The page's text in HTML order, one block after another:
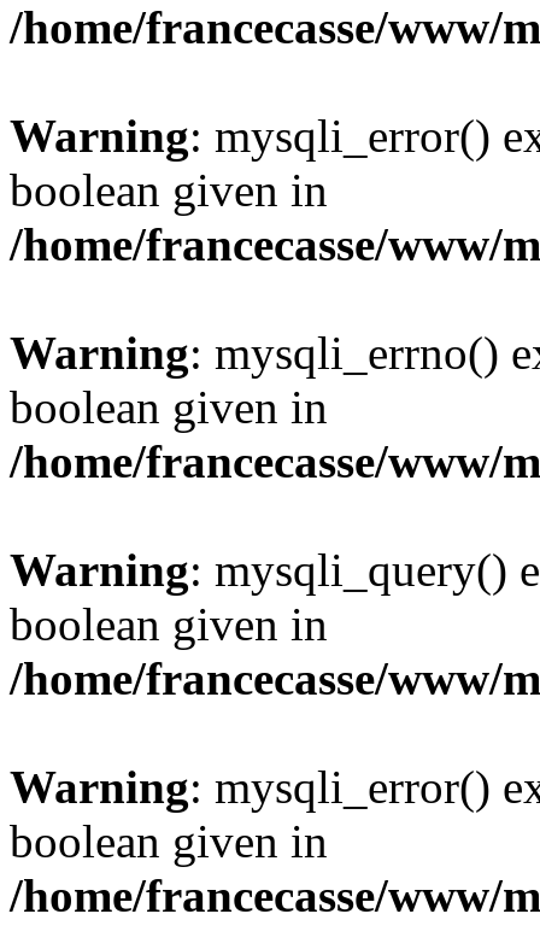
/home/francecasse/www/
Warning: mysqli_error()
boolean given in
/home/francecasse/www/
Warning: mysqli_errno()
boolean given in
/home/francecasse/www/
Warning: mysqli_query()
boolean given in
/home/francecasse/www/
Warning: mysqli_error()
boolean given in
/home/francecasse/www/